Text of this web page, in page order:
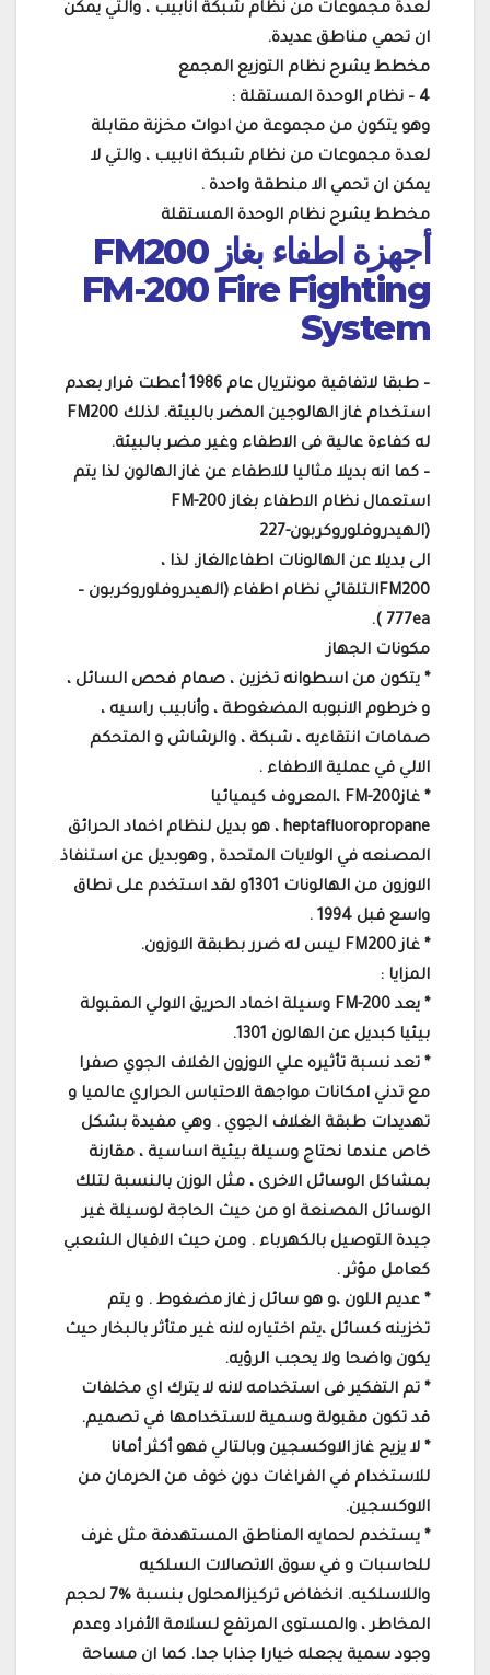
لعدة مجموعات من نظام شبكة انابيب ، والتي يمكن
ان تحمي مناطق عديدة.
مخطط يشرح نظام التوزيع المجمع
4 – نظام الوحدة المستقلة :
وهو يتكون من مجموعة من ادوات مخزنة مقابلة
لعدة مجموعات من نظام شبكة انابيب ، والتي لا
يمكن ان تحمي الا منطقة واحدة .
مخطط يشرح نظام الوحدة المستقلة
أجهزة اطفاء بغاز FM200
FM-200 Fire Fighting
System
– طبقا لاتفاقية مونتريال عام 1986 أعطت قرار بعدم
استخدام غاز الهالوجين المضر بالبيئة. لذلك FM200
له كفاءة عالية فى الاطفاء وغير مضر بالبيئة.
– كما انه بديلا مثاليا للاطفاء عن غاز الهالون لذا يتم
استعمال نظام الاطفاء بغاز FM-200
(الهيدروفلوروكربون-227
الى بديلا عن الهالونات اطفاءالغاز. لذا ،
FM200التلقائي نظام اطفاء (الهيدروفلوروكربون –
777ea ).
مكونات الجهاز
* يتكون من اسطوانه تخزين ، صمام فحص السائل ،
و خرطوم الانبوبه المضغوطة ، وأنابيب راسيه ،
صمامات انتقاءيه ، شبكة ، والرشاش و المتحكم
الالي في عملية الاطفاء .
* غازFM-200 ،المعروف كيميائيا
heptafluoropropane ، هو بديل لنظام اخماد الحرائق
المصنعه في الولايات المتحدة , وهوبديل عن استنفاذ
الاوزون من الهالونات 1301و لقد استخدم على نطاق
واسع قبل 1994 .
* غاز FM200 ليس له ضرر بطبقة الاوزون.
المزايا :
* يعد FM-200 وسيلة اخماد الحريق الاولي المقبولة
بيئيا كبديل عن الهالون 1301.
* تعد نسبة تأثيره علي الاوزون الغلاف الجوي صفرا
مع تدني امكانات مواجهة الاحتباس الحراري عالميا و
تهديدات طبقة الغلاف الجوي . وهي مفيدة بشكل
خاص عندما نحتاج وسيلة بيئية اساسية ، مقارنة
بمشاكل الوسائل الاخرى ، مثل الوزن بالنسبة لتلك
الوسائل المصنعة او من حيث الحاجة لوسيلة غير
جيدة التوصيل بالكهرباء . ومن حيث الاقبال الشعبي
كعامل مؤثر .
* عديم اللون ،و هو سائل ز غاز مضغوط . و يتم
تخزينه كسائل ،يتم اختياره لانه غير متأثر بالبخار حيث
يكون واضحا ولا يحجب الرؤيه.
* تم التفكير فى استخدامه لانه لا يترك اي مخلفات
قد تكون مقبولة وسمية لاستخدامها في تصميم.
* لا يزيح غاز الاوكسجين وبالتالي فهو أكثر أمانا
للاستخدام في الفراغات دون خوف من الحرمان من
الاوكسجين.
* يستخدم لحمايه المناطق المستهدفة مثل غرف
للحاسبات و في سوق الاتصالات السلكيه
واللاسلكيه. انخفاض تركيزالمحلول بنسبة %7 لحجم
المخاطر ، والمستوى المرتفع لسلامة الأفراد وعدم
وجود سمية يجعله خيارا جذابا جدا. كما ان مساحة